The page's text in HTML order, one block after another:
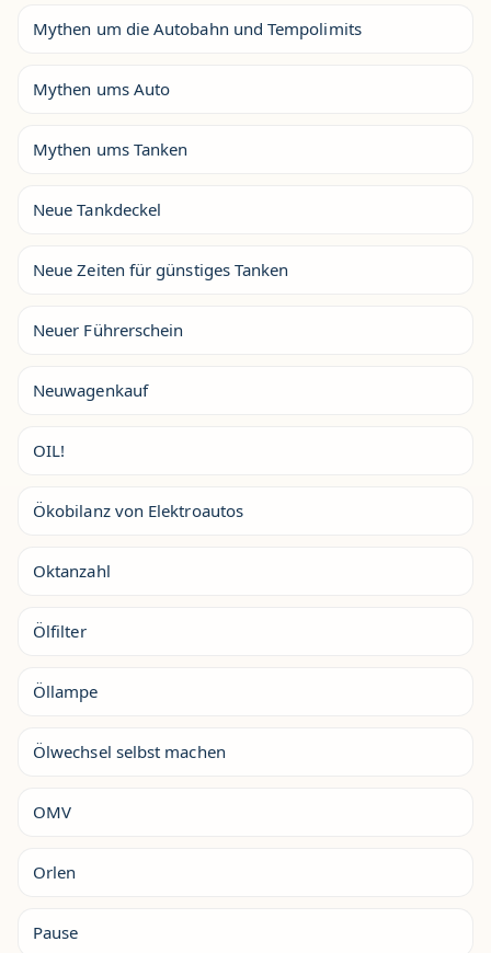
Mythen um die Autobahn und Tempolimits
Mythen ums Auto
Mythen ums Tanken
Neue Tankdeckel
Neue Zeiten für günstiges Tanken
Neuer Führerschein
Neuwagenkauf
OIL!
Ökobilanz von Elektroautos
Oktanzahl
Ölfilter
Öllampe
Ölwechsel selbst machen
OMV
Orlen
Pause